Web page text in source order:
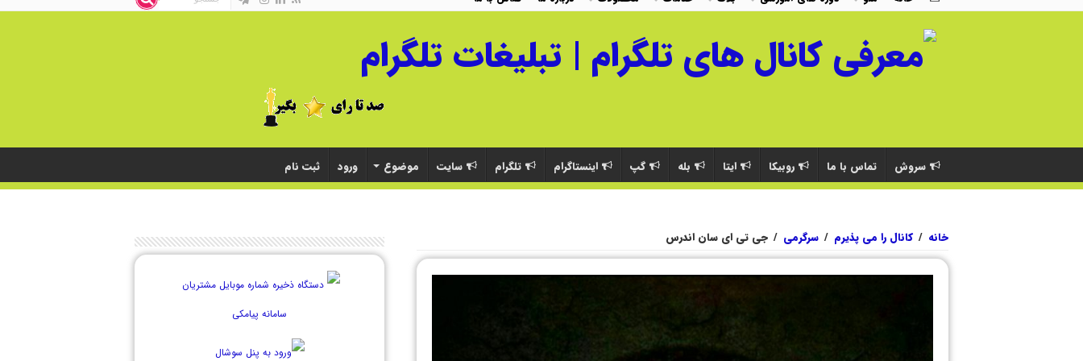
سروش تماس با ما روبیکا ایتا بله گپ اینستاگرام تلگرام سایت موضوع ورود ثبت نام
خانه / کانال را می پذیرم / سرگرمی / جی تی ای سان اندرس